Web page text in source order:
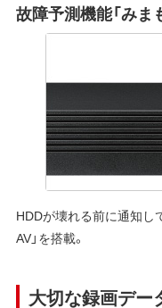
故障予測機能「みま
HDDが壊れる前に通知し
AV」を搭載。
大切な録画デー